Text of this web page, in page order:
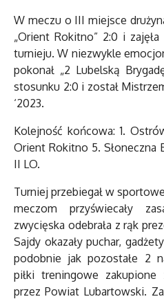
W meczu o III miejsce
„Orient Rokitno” 2:0 i
turnieju. W niezwykle
pokonał „2 Lubelską
stosunku 2:0 i został
‘2023.
Kolejność końcowa: 1.
Orient Rokitno 5. Słoneczna
II LO.
Turniej przebiegał w
meczom przyświecały
zwycięska odebrała z rąk
Sajdy okazały puchar,
podobnie jak pozostałe 2
piłki treningowe zakupione
przez Powiat Lubartowski.